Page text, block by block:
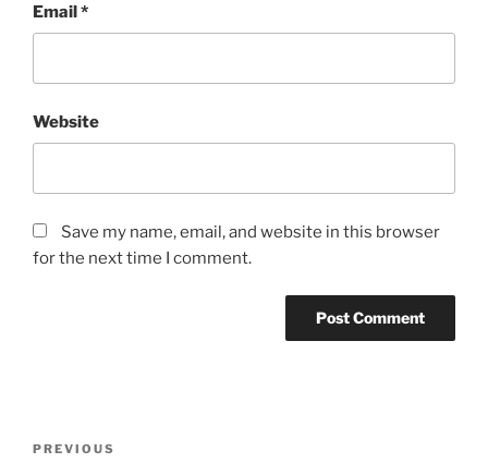
Email*
Website
Save my name, email, and website in this browser
for the next time I comment.
Previous
PREVIOUS